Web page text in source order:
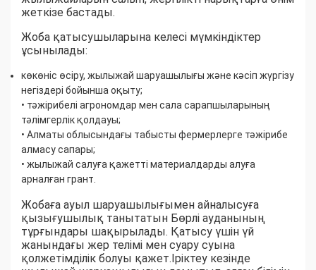
жеткізе бастады.
Жоба қатысушыларына келесі мүмкіндіктер
ұсынылады:
көкөніс өсіру, жылыжай шаруашылығы және кәсіп жүргізу
негіздері бойынша оқыту;
• тәжірибелі агрономдар мен сала сарапшыларының
тәлімгерлік қолдауы;
• Алматы облысындағы табысты фермерлерге тәжірибе
алмасу сапары;
• жылыжай салуға қажетті материалдарды алуға
арналған грант.
Жобаға ауыл шаруашылығымен айналысуға
қызығушылық танытатын Бөрлі ауданының
тұрғындары шақырылады. Қатысу үшін үй
жанындағы жер телімі мен суару суына
қолжетімділік болуы қажет.Іріктеу кезінде